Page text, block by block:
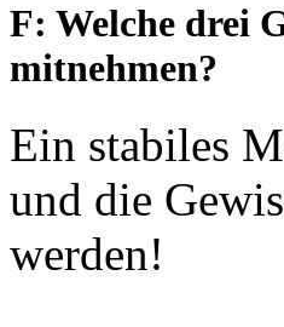
F: Welche drei
mitnehmen?
Ein stabiles
und die
werden!